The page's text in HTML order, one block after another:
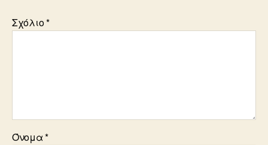
Σχόλιο*
Όνομα*